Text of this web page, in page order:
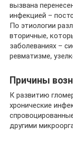
вызвана
инфекцией –
По этиологии
вторичные,
заболеваниях –
ревматизме,
Причины
К развитию
хронические
другими